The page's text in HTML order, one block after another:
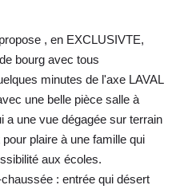
, en EXCLUSIVTE,
bourg avec tous
minutes de l'axe LAVAL
une belle pièce salle à
a une vue dégagée sur terrain
plaire à une famille qui
aux écoles.
: entrée qui désert